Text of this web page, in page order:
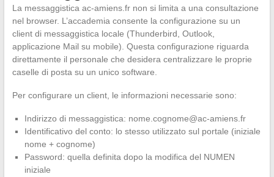
La messaggistica ac-amiens.fr non si limita a una consultazione
nel browser. L’accademia consente la configurazione su un
client di messaggistica locale (Thunderbird, Outlook,
applicazione Mail su mobile). Questa configurazione riguarda
direttamente il personale che desidera centralizzare le proprie
caselle di posta su un unico software.
Per configurare un client, le informazioni necessarie sono:
Indirizzo di messaggistica: nome.cognome@ac-amiens.fr
Identificativo del conto: lo stesso utilizzato sul portale (iniziale
nome + cognome)
Password: quella definita dopo la modifica del NUMEN
iniziale